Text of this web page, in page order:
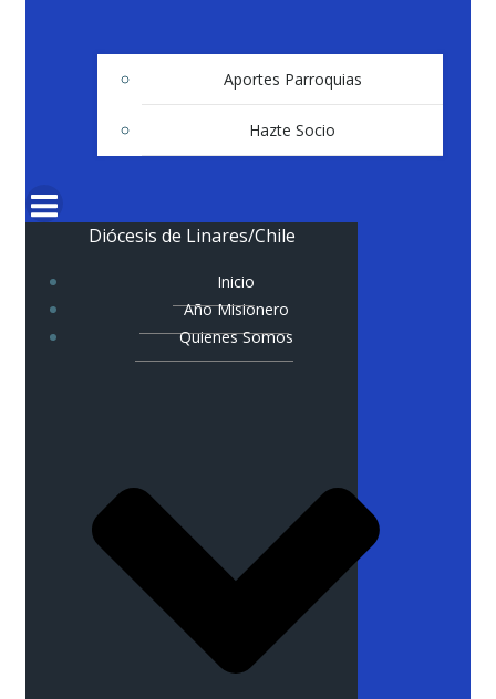
Aportes Parroquias
Hazte Socio
Diócesis de Linares/Chile
Inicio
Año Misionero
Quienes Somos